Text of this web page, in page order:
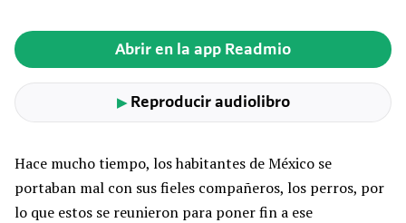
Abrir en la app Readmio
▶Reproducir audiolibro
Hace mucho tiempo, los habitantes de México se
portaban mal con sus fieles compañeros, los perros, por
lo que estos se reunieron para poner fin a ese